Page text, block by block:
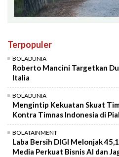
Terpopuler
BOLADUNIA
Roberto Mancini Targetkan
Italia
BOLADUNIA
Mengintip Kekuatan Skuat
Kontra Timnas Indonesia di
BOLATAINMENT
Laba Bersih DIGI Melonjak
Media Perkuat Bisnis AI dan